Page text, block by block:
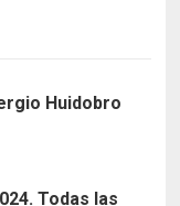
Huidobro
Todas las